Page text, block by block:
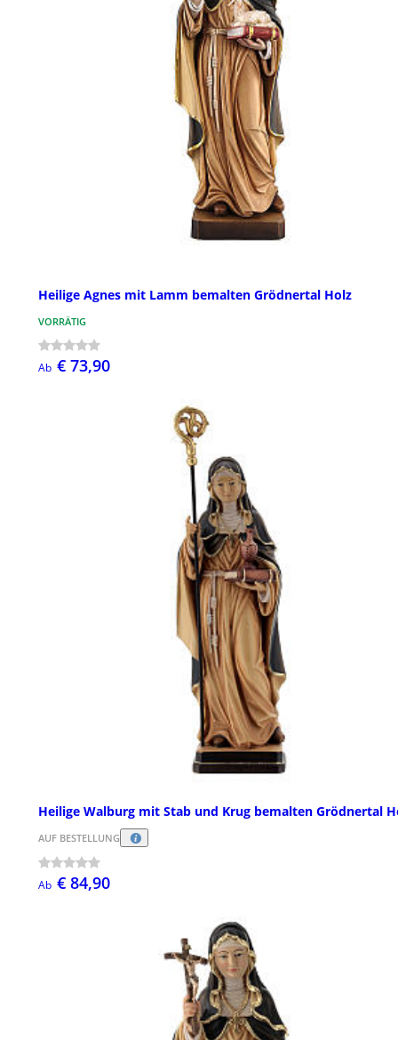
Heilige Agnes mit Lamm bemalten Grödnertal Holz
VORRÄTIG
Ab € 73,90
Heilige Walburg mit Stab und Krug bemalten Grödnertal
AUF BESTELLUNG
Ab € 84,90